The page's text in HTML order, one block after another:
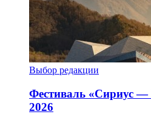
Выбор редакции
Фестиваль «Сириус —
2026